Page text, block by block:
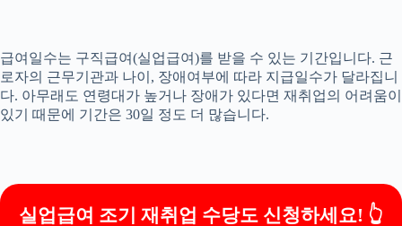
급여일수는 구직급여(실업급여)를 받을 수 있는 기간입니다. 근
로자의 근무기관과 나이, 장애여부에 따라 지급일수가 달라집니
다. 아무래도 연령대가 높거나 장애가 있다면 재취업의 어려움이
있기 때문에 기간은 30일 정도 더 많습니다.
실업급여 조기 재취업 수당도 신청하세요! 👆